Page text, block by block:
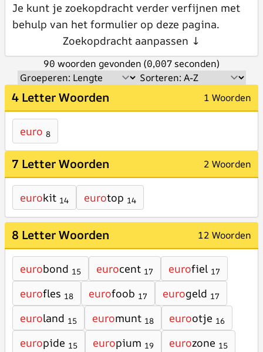
Je kunt je zoekopdracht verder verfijnen met
behulp van het formulier op deze pagina.
Zoekopdracht aanpassen ↓
90 woorden gevonden (0,007 seconden)
4 Letter Woorden 1 Woorden
euro 8
7 Letter Woorden 2 Woorden
eurokit 14 eurotop 14
8 Letter Woorden 12 Woorden
eurobond 15 eurocent 17 eurofiel 17
eurofles 18 eurofoob 17 eurogeld 17
euroland 15 euromunt 18 eurootje 16
europide 15 europium 19 eurozone 15